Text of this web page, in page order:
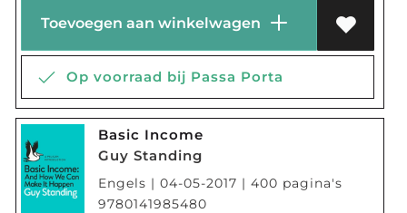
Toevoegen aan winkelwagen
Op voorraad bij Passa Porta
Basic Income
Guy Standing
Engels | 04-05-2017 | 400 pagina's
9780141985480